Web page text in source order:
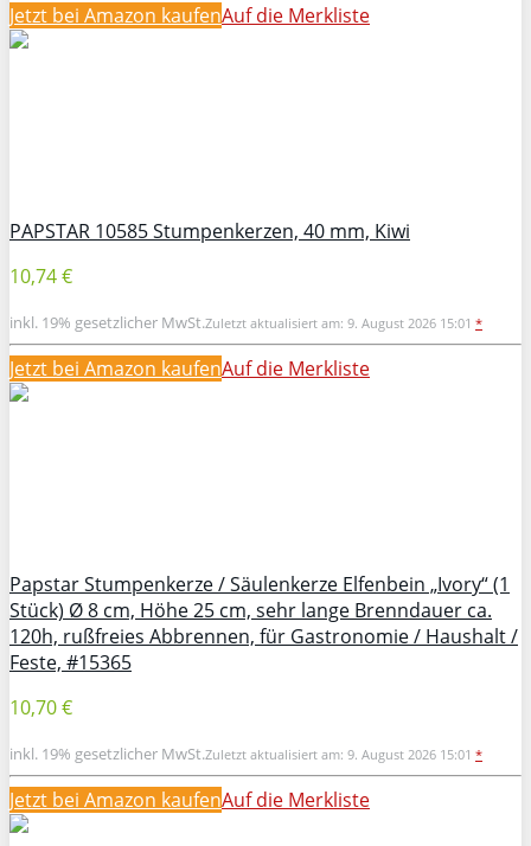
Jetzt bei Amazon kaufenAuf die Merkliste
PAPSTAR 10585 Stumpenkerzen, 40 mm, Kiwi
10,74 €
inkl. 19% gesetzlicher MwSt.Zuletzt aktualisiert am: 9. August 2026 15:01 *
Jetzt bei Amazon kaufenAuf die Merkliste
Papstar Stumpenkerze / Säulenkerze Elfenbein „Ivory“ (1
Stück) Ø 8 cm, Höhe 25 cm, sehr lange Brenndauer ca.
120h, rußfreies Abbrennen, für Gastronomie / Haushalt /
Feste, #15365
10,70 €
inkl. 19% gesetzlicher MwSt.Zuletzt aktualisiert am: 9. August 2026 15:01 *
Jetzt bei Amazon kaufenAuf die Merkliste